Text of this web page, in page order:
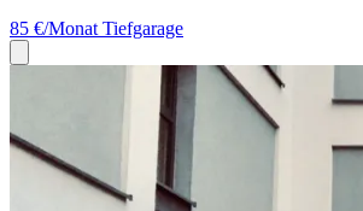
85 €/Monat Tiefgarage